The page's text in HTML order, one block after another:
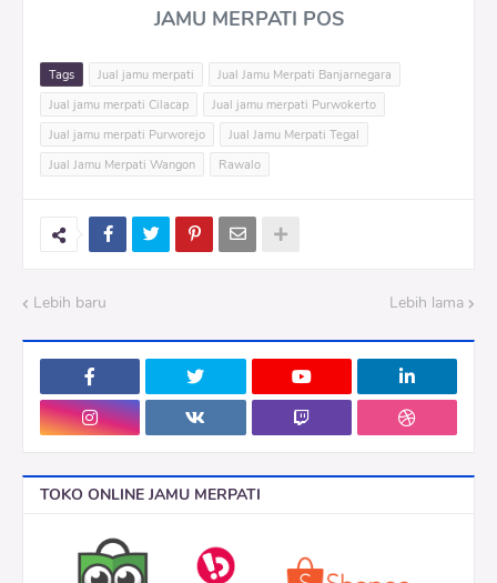
JAMU MERPATI POS
Tags Jual jamu merpati
Jual Jamu Merpati Banjarnegara
Jual jamu merpati Cilacap
Jual jamu merpati Purwokerto
Jual jamu merpati Purworejo
Jual Jamu Merpati Tegal
Jual Jamu Merpati Wangon
Rawalo
Lebih baru Lebih lama
TOKO ONLINE JAMU MERPATI